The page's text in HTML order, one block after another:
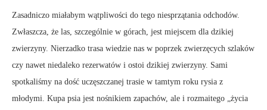
Zasadniczo miałabym wątpliwości do tego niesprzątania odchodów.
Zwłaszcza, że las, szczególnie w górach, jest miejscem dla dzikiej
zwierzyny. Nierzadko trasa wiedzie nas w poprzek zwierzęcych szlaków
czy nawet niedaleko rezerwatów i ostoi dzikiej zwierzyny. Sami
spotkaliśmy na dość uczęszczanej trasie w tamtym roku rysia z
młodymi. Kupa psia jest nośnikiem zapachów, ale i rozmaitego „życia